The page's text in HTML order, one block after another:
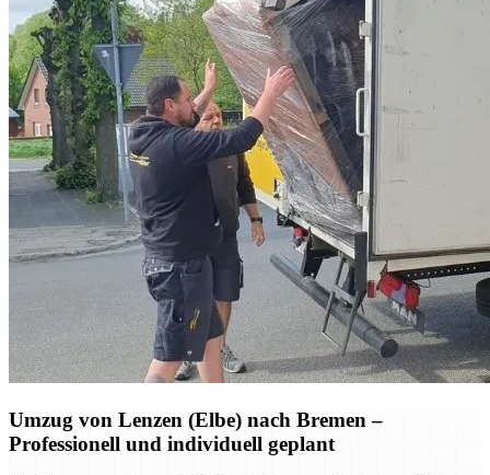
Umzug von Lenzen (Elbe) nach Bremen –
Professionell und individuell geplant